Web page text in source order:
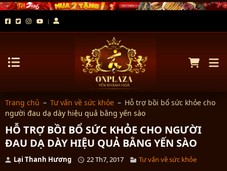
Trang chủ – Tư vấn về sức khỏe – Hỗ trợ bồi bổ sức khỏe cho
người đau dạ dày hiệu quả bằng yến sào
HỖ TRỢ BỒI BỔ SỨC KHỎE CHO NGƯỜI
ĐAU DẠ DÀY HIỆU QUẢ BẰNG YẾN SÀO
Lại Thanh Hương 22 Th7, 2017 Tư vấn về sức khỏe